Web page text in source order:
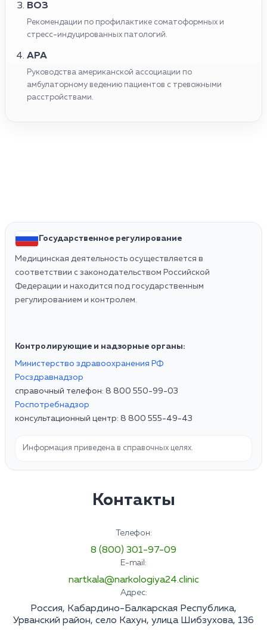
ВОЗ
Рекомендации по профилактике соматоформных и
стресс-индуцированных патологий.
APA
Руководства американской ассоциации по
амбулаторному ведению пациентов с тревожными
расстройствами.
Государственное регулирование
Медицинская деятельность осуществляется в
соответствии с законодательством Российской
Федерации и находится под государственным
регулированием и контролем.
Контролирующие и надзорные органы:
Министерство здравоохранения РФ
Росздравнадзор
справочный телефон: 8 800 550-99-03
Роспотребнадзор
консультационный центр: 8 800 555-49-43
Информация приведена в справочных целях.
Контакты
Телефон:
8 (800) 301-97-09
E-mail:
nartkala@narkologiya24.clinic
Адрес:
Россия, Кабардино-Балкарская Республика,
Урванский район, село Кахун, улица Шибзухова, 136